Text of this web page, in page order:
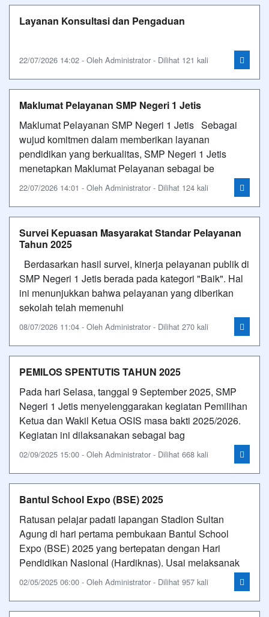
Layanan Konsultasi dan Pengaduan
22/07/2026 14:02 - Oleh Administrator - Dilihat 121 kali
Maklumat Pelayanan SMP Negeri 1 Jetis
Maklumat Pelayanan SMP Negeri 1 Jetis Sebagai
wujud komitmen dalam memberikan layanan
pendidikan yang berkualitas, SMP Negeri 1 Jetis
menetapkan Maklumat Pelayanan sebagai be
22/07/2026 14:01 - Oleh Administrator - Dilihat 124 kali
Survei Kepuasan Masyarakat Standar Pelayanan
Tahun 2025
Berdasarkan hasil survei, kinerja pelayanan publik di
SMP Negeri 1 Jetis berada pada kategori "Baik". Hal
ini menunjukkan bahwa pelayanan yang diberikan
sekolah telah memenuhi
08/07/2026 11:04 - Oleh Administrator - Dilihat 270 kali
PEMILOS SPENTUTIS TAHUN 2025
Pada hari Selasa, tanggal 9 September 2025, SMP
Negeri 1 Jetis menyelenggarakan kegiatan Pemilihan
Ketua dan Wakil Ketua OSIS masa bakti 2025/2026.
Kegiatan ini dilaksanakan sebagai bag
02/09/2025 15:00 - Oleh Administrator - Dilihat 668 kali
Bantul School Expo (BSE) 2025
Ratusan pelajar padati lapangan Stadion Sultan
Agung di hari pertama pembukaan Bantul School
Expo (BSE) 2025 yang bertepatan dengan Hari
Pendidikan Nasional (Hardiknas). Usai melaksanak
02/05/2025 06:00 - Oleh Administrator - Dilihat 957 kali